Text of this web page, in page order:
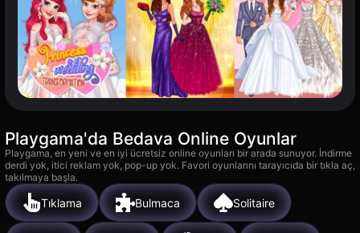
Playgama'da Bedava Online Oyunlar
Playgama, en yeni ve en iyi ücretsiz online oyunları bir arada sunuyor. İndirme
derdi yok, itici reklam yok, pop-up yok. Favori oyunlarını tarayıcıda bir tıkla aç,
takılmaya başla.
Tıklama Bulmaca Solitaire